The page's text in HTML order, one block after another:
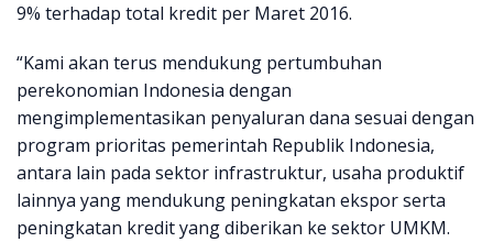
9% terhadap total kredit per Maret 2016.
“Kami akan terus mendukung pertumbuhan
perekonomian Indonesia dengan
mengimplementasikan penyaluran dana sesuai dengan
program prioritas pemerintah Republik Indonesia,
antara lain pada sektor infrastruktur, usaha produktif
lainnya yang mendukung peningkatan ekspor serta
peningkatan kredit yang diberikan ke sektor UMKM.